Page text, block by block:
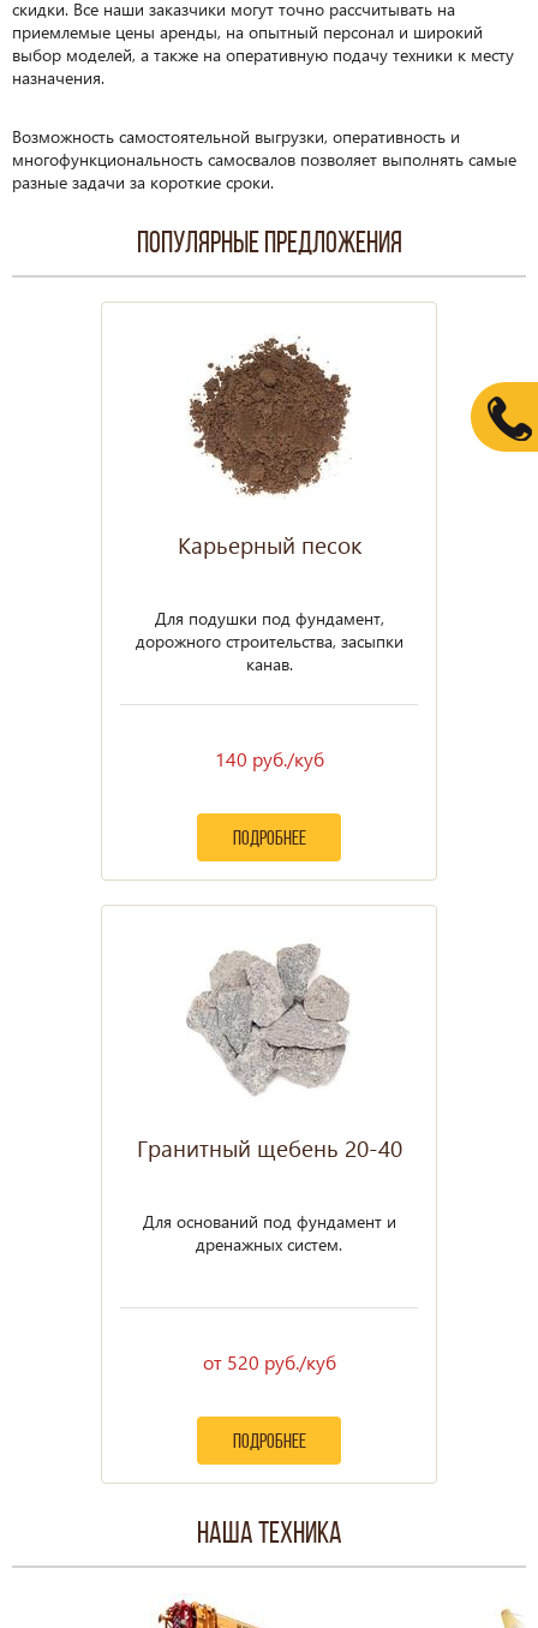
Популярные предложения
Карьерный песок
Для подушки под фундамент,
дорожного строительства, засыпки
канав.
140 руб./куб
подробнее
Гранитный щебень 20-40
Для оснований под фундамент и
дренажных систем.
от 520 руб./куб
подробнее
Наша техника
скидки. Все наши заказчики могут точно рассчитывать на
приемлемые цены аренды, на опытный персонал и широкий
выбор моделей, а также на оперативную подачу техники к месту
назначения.
Возможность самостоятельной выгрузки, оперативность и
многофункциональность самосвалов позволяет выполнять самые
разные задачи за короткие сроки.